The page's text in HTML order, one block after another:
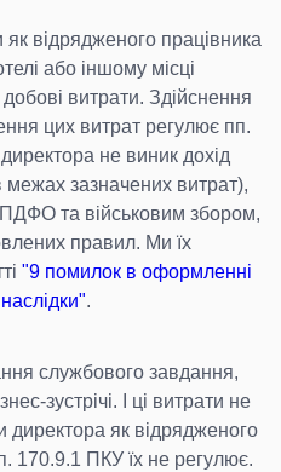
відрядженого працівника
або іншому місці
витрати. Здійснення
цих витрат регулює пп.
не виник дохід
межах зазначених витрат),
та військовим збором,
правил. Ми їх
"9 помилок в оформленні
.
службового завдання,
зустрічі. І ці витрати не
директора як відрядженого
170.9.1 ПКУ їх не регулює.